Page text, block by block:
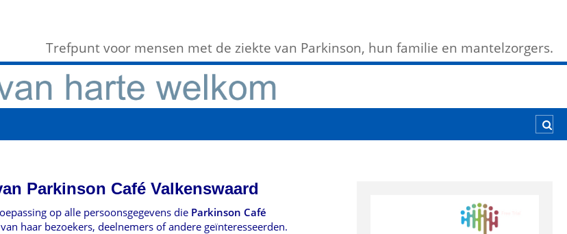
Trefpunt voor mensen met de ziekte van Parkinson, hun familie en mantelzorgers.
Parkinson Café Valkenswaard
op alle persoonsgegevens die Parkinson Café
haar bezoekers, deelnemers of andere geïnteresseerden.